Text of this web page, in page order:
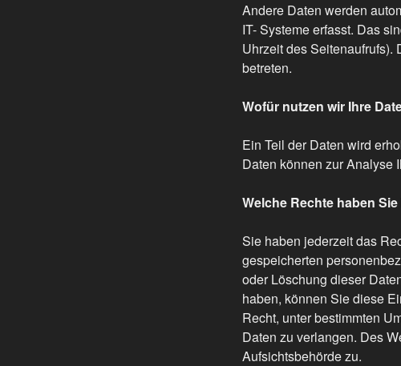
Andere Daten werden
IT- Systeme erfasst. Das
Uhrzeit des Seitenaufrufs).
betreten.
Wofür nutzen wir Ihre
Ein Teil der Daten wird
Daten können zur Analyse
Welche Rechte haben
Sie haben jederzeit das
gespeicherten
oder Löschung dieser
haben, können Sie diese
Recht, unter bestimmten
Daten zu verlangen. Des
Aufsichtsbehörde zu.